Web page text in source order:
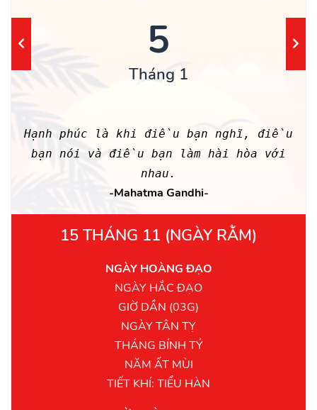
5
Tháng 1
Hạnh phúc là khi điều bạn nghĩ, điều
bạn nói và điều bạn làm hài hòa với
nhau.
-Mahatma Gandhi-
15 THÁNG 11 (NGÀY RẰM)
NGÀY HOÀNG ĐẠO
NGÀY HẮC ĐẠO
GIỜ DẦN (03G)
NGÀY TÂN TỴ
THÁNG BÍNH TÝ
NĂM ẤT MÙI
TIẾT KHÍ: TIỂU HÀN